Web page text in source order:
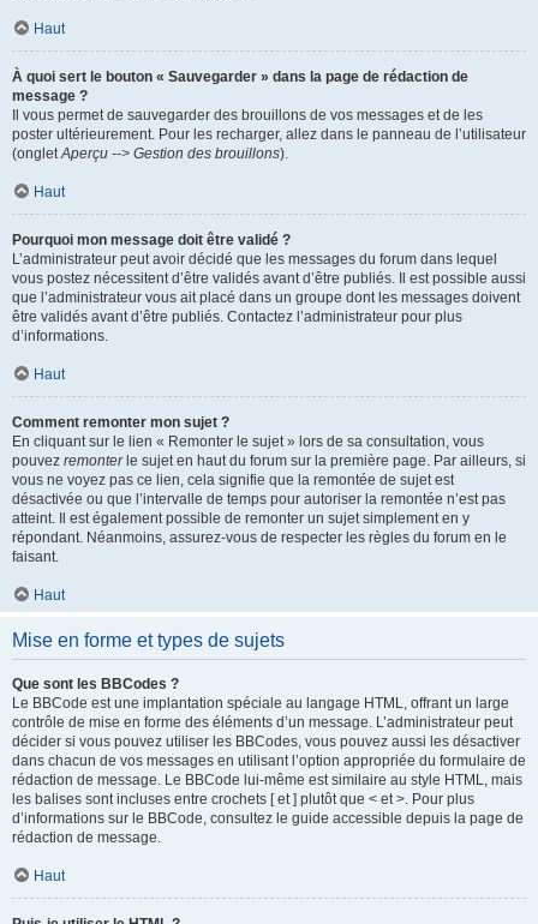
Haut
À quoi sert le bouton « Sauvegarder » dans la page de rédaction de
message ?
Il vous permet de sauvegarder des brouillons de vos messages et de les
poster ultérieurement. Pour les recharger, allez dans le panneau de l’utilisateur
(ongletAperçu --> Gestion des brouillons).
Haut
Pourquoi mon message doit être validé ?
L’administrateur peut avoir décidé que les messages du forum dans lequel
vous postez nécessitent d’être validés avant d’être publiés. Il est possible aussi
que l’administrateur vous ait placé dans un groupe dont les messages doivent
être validés avant d’être publiés. Contactez l’administrateur pour plus
d’informations.
Haut
Comment remonter mon sujet ?
En cliquant sur le lien « Remonter le sujet » lors de sa consultation, vous
pouvez remonterle sujet en haut du forum sur la première page. Par ailleurs, si
vous ne voyez pas ce lien, cela signifie que la remontée de sujet est
désactivée ou que l’intervalle de temps pour autoriser la remontée n’est pas
atteint. Il est également possible de remonter un sujet simplement en y
répondant. Néanmoins, assurez-vous de respecter les règles du forum en le
faisant.
Haut
Mise en forme et types de sujets
Que sont les BBCodes ?
Le BBCode est une implantation spéciale au langage HTML, offrant un large
contrôle de mise en forme des éléments d’un message. L’administrateur peut
décider si vous pouvez utiliser les BBCodes, vous pouvez aussi les désactiver
dans chacun de vos messages en utilisant l’option appropriée du formulaire de
rédaction de message. Le BBCode lui-même est similaire au style HTML, mais
les balises sont incluses entre crochets [ et ] plutôt que < et >. Pour plus
d’informations sur le BBCode, consultez le guide accessible depuis la page de
rédaction de message.
Haut